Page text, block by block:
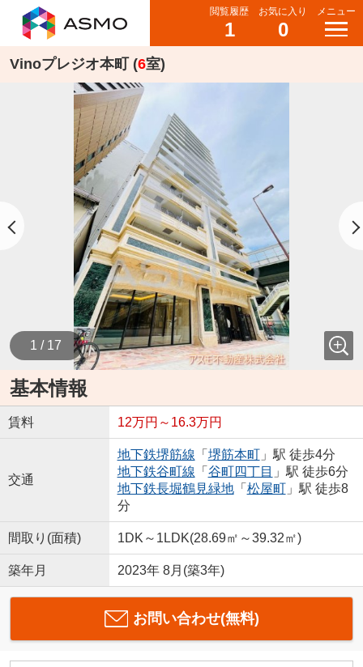
閲覧履歴
1
お気に入り
0
メニュー
Vinoプレジオ本町 (6室)
1 / 17
基本情報
賃料 12万円～16.3万円
交通
地下鉄堺筋線 「 堺筋本町」駅 徒歩4分
地下鉄谷町線 「 谷町四丁目 」駅 徒歩6分
地下鉄長堀鶴見緑地「 松屋町」駅 徒歩8
分
間取り(面積) 1DK～1LDK(28.69㎡～39.32㎡)
築年月 2023年 8月(築3年)
お問い合わせ(無料)